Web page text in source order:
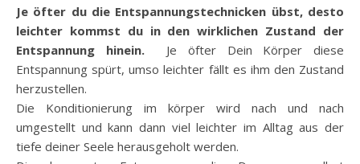
Je öfter du die Entspannungstechnicken übst, desto
leichter kommst du in den wirklichen Zustand der
Entspannung hinein.Je öfter Dein Körper diese
Entspannung spürt, umso leichter fällt es ihm den Zustand
herzustellen.
Die Konditionierung im körper wird nach und nach
umgestellt und kann dann viel leichter im Alltag aus der
tiefe deiner Seele herausgeholt werden.